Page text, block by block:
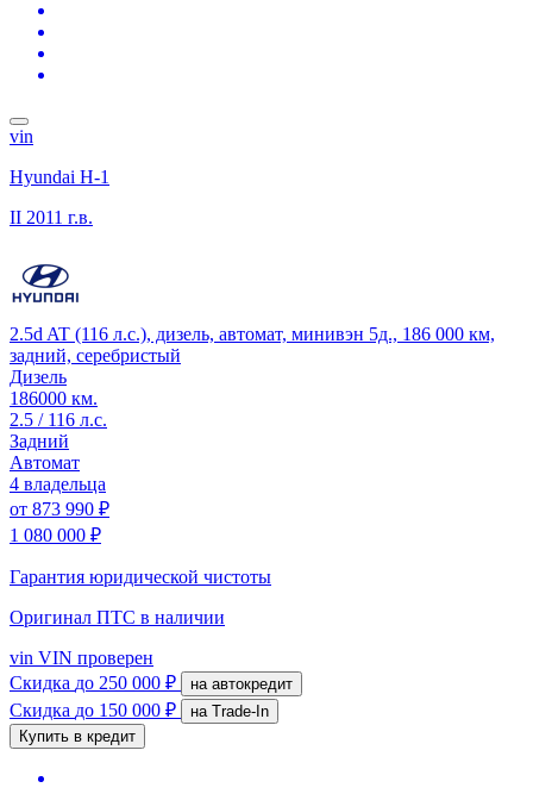
vin
Hyundai H-1
II 2011 г.в.
2.5d AT (116 л.с.), дизель, автомат, минивэн 5д., 186 000 км,
задний, серебристый
Дизель
186000 км.
2.5 / 116 л.с.
Задний
Автомат
4 владельца
от 873 990 ₽
1 080 000 ₽
Гарантия юридической чистоты
Оригинал ПТС в наличии
vin VIN проверен
Скидка до 250 000 ₽ на автокредит
Скидка до 150 000 ₽
на Trade-In
Купить в кредит